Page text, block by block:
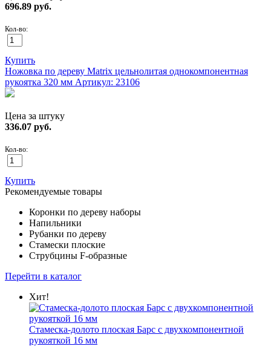
696.89 руб.
Кол-во:
Купить
Ножовка по дереву Matrix цельнолитая однокомпонентная
рукоятка 320 мм Артикул: 23106
Цена за штуку
336.07 руб.
Кол-во:
Купить
Рекомендуемые товары
Коронки по дереву наборы
Напильники
Рубанки по дереву
Стамески плоские
Струбцины F-образные
Перейти в каталог
Хит!
Стамеска-долото плоская Барс с двухкомпонентной
рукояткой 16 мм